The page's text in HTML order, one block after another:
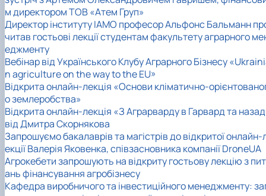
м директором ТОВ «Атем Груп»
Директор інституту ІАМО професор Альфонс Бальманн
читав гостьові лекції студентам факультету аграрного
еджменту
Вебінар від Українського Клубу Аграрного Бізнесу
n agriculture on the way to the EU»
Відкрита онлайн-лекція «Основи кліматично-
о землеробства»
Відкрита онлайн-лекція «З Аграрварду в Гарвард та
від Дмитра Скорнякова
Запрошуємо бакалаврів та магістрів до відкритої онлайн-
екції Валерія Яковенка, співзасновника компанії DroneUA
Агрокебети запрошують на відкриту гостьову лекцію з пит
ань фінансування агробізнесу
Кафедра виробничого та інвестиційного менеджменту: